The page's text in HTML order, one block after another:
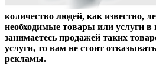
количество людей, как известно,
необходимые товары или услуги в
занимаетесь продажей таких
услуги, то вам не стоит
рекламы.